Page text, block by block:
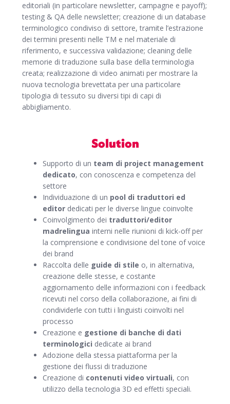
editoriali (in particolare newsletter, campagne e payoff);
testing & QA delle newsletter; creazione di un database
terminologico condiviso di settore, tramite l’estrazione
dei termini presenti nelle TM e nel materiale di
riferimento, e successiva validazione; cleaning delle
memorie di traduzione sulla base della terminologia
creata; realizzazione di video animati per mostrare la
nuova tecnologia brevettata per una particolare
tipologia di tessuto su diversi tipi di capi di
abbigliamento.
Solution
Supporto di un team di project management
dedicato, con conoscenza e competenza del
settore
Individuazione di un pool di traduttori ed
editor dedicati per le diverse lingue coinvolte
Coinvolgimento dei traduttori/editor
madrelingua interni nelle riunioni di kick-off per
la comprensione e condivisione del tone of voice
dei brand
Raccolta delle guide di stile o, in alternativa,
creazione delle stesse, e costante
aggiornamento delle informazioni con i feedback
ricevuti nel corso della collaborazione, ai fini di
condividerle con tutti i linguisti coinvolti nel
processo
Creazione e gestione di banche di dati
terminologici dedicate ai brand
Adozione della stessa piattaforma per la
gestione dei flussi di traduzione
Creazione di contenuti video virtuali, con
utilizzo della tecnologia 3D ed effetti speciali.